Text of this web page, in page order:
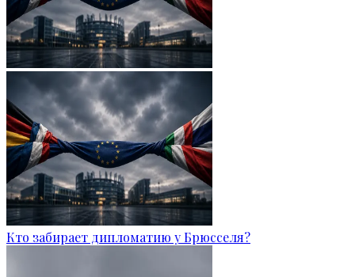
Кто забирает дипломатию у Брюсселя?